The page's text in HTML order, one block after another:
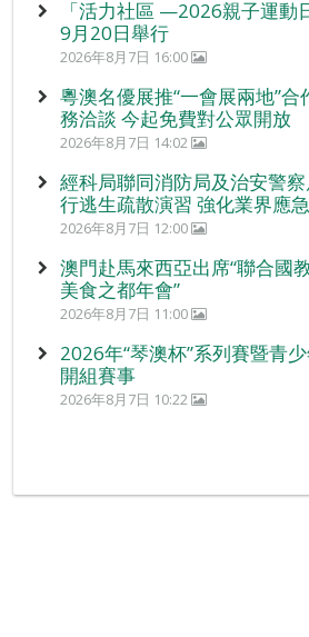
「活力社區 —2026親子運動
9月20日舉行
2026年8月7日 16:00
粵澳名優展推“一會展兩地”
務洽談 今起免費對公眾開放
2026年8月7日 14:02
經科局聯同消防局及治安警
行逃生疏散演習 強化業界應
2026年8月7日 12:00
澳門赴馬來西亞出席“聯合國
美食之都年會”
2026年8月7日 11:00
2026年“琴澳杯”系列賽暨青
開組賽事
2026年8月7日 10:22